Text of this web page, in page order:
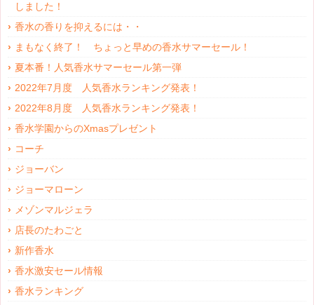
しました！
香水の香りを抑えるには・・
まもなく終了！ ちょっと早めの香水サマーセール！
夏本番！人気香水サマーセール第一弾
2022年7月度 人気香水ランキング発表！
2022年8月度 人気香水ランキング発表！
香水学園からのXmasプレゼント
コーチ
ジョーバン
ジョーマローン
メゾンマルジェラ
店長のたわごと
新作香水
香水激安セール情報
香水ランキング